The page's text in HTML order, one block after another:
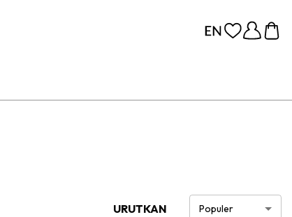
URUTKAN Populer